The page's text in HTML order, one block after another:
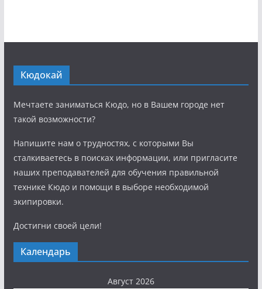
Кюдокай
Мечтаете заниматься Кюдо, но в Вашем городе нет
такой возможности?
Напишите нам о трудностях, с которыми Вы
сталкиваетесь в поисках информации, или пригласите
наших преподавателей для обучения правильной
технике Кюдо и помощи в выборе необходимой
экипировки.
Достигни своей цели!
Календарь
Август 2026